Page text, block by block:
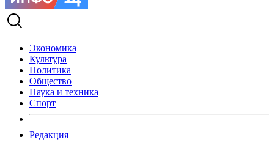
Экономика
Культура
Политика
Общество
Наука и техника
Спорт
Редакция